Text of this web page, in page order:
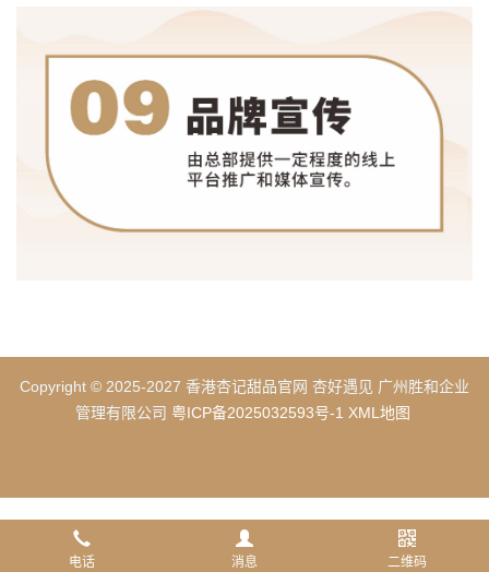
Copyright © 2025-2027 香港杏记甜品官网 杏好遇见 广州胜和企业
管理有限公司 粤ICP备2025032593号-1 XML地图
电话 消息 二维码